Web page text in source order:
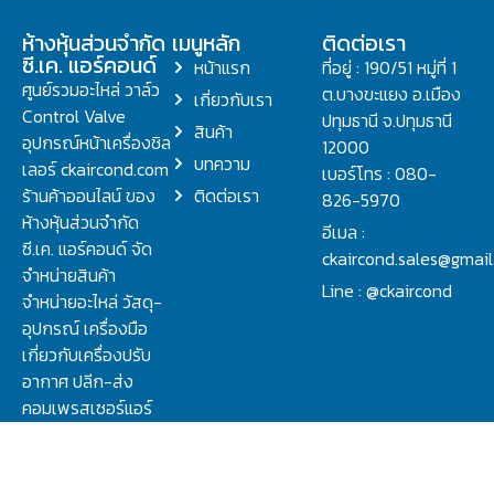
ห้างหุ้นส่วนจำกัด
ซี.เค. แอร์คอนด์
ศูนย์รวมอะไหล่ วาล์ว
Control Valve
อุปกรณ์หน้าเครื่องชิล
เลอร์ ckaircond.com
ร้านค้าออนไลน์ ของ
ห้างหุ้นส่วนจำกัด
ซี.เค. แอร์คอนด์ จัด
จำหน่ายสินค้า
จำหน่ายอะไหล่ วัสดุ-
อุปกรณ์ เครื่องมือ
เกี่ยวกับเครื่องปรับ
อากาศ ปลีก-ส่ง
คอมเพรสเซอร์แอร์
เมนูหลัก
หน้าแรก
เกี่ยวกับเรา
สินค้า
บทความ
ติดต่อเรา
ติดต่อเรา
ที่อยู่ : 190/51 หมู่ที่ 1
ต.บางขะแยง อ.เมือง
ปทุมธานี จ.ปทุมธานี
12000
เบอร์โทร : 080-
826-5970
อีเมล :
Line : @ckaircond